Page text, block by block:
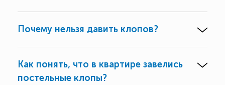
Почему нельзя давить клопов?
Как понять, что в квартире завелись
постельные клопы?